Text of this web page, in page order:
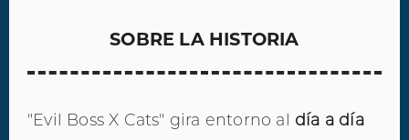
SOBRE LA HISTORIA
"Evil Boss X Cats" gira entorno al día a día